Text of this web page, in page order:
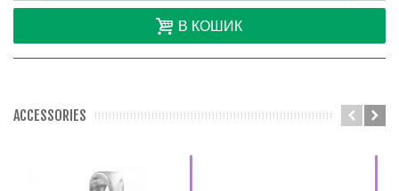
В КОШИК
ACCESSORIES